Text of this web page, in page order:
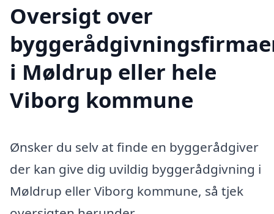
Oversigt over
i Møldrup eller hele
Viborg kommune
Ønsker du selv at finde en byggerådgiver
der kan give dig uvildig byggerådgivning i
Møldrup eller Viborg kommune, så tjek